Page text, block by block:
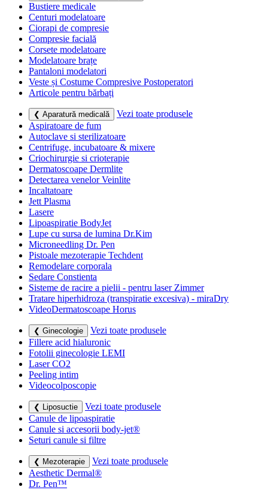
Bustiere medicale
Centuri modelatoare
Ciorapi de compresie
Compresie facială
Corsete modelatoare
Modelatoare brațe
Pantaloni modelatori
Veste și Costume Compresive Postoperatori
Articole pentru bărbați
❮ Aparatură medicală
Vezi toate produsele
Aspiratoare de fum
Autoclave si sterilizatoare
Centrifuge, incubatoare & mixere
Criochirurgie si crioterapie
Dermatoscoape Dermlite
Detectarea venelor Veinlite
Incaltatoare
Jett Plasma
Lasere
Lipoaspiratie BodyJet
Lupe cu sursa de lumina Dr.Kim
Microneedling Dr. Pen
Pistoale mezoterapie Techdent
Remodelare corporala
Sedare Constienta
Sisteme de racire a pielii - pentru laser Zimmer
Tratare hiperhidroza (transpiratie excesiva) - miraDry
VideoDermatoscoape Horus
❮ Ginecologie
Vezi toate produsele
Fillere acid hialuronic
Fotolii ginecologie LEMI
Laser CO2
Peeling intim
Videocolposcopie
❮ Liposuctie
Vezi toate produsele
Canule de lipoaspiratie
Canule si accesorii body-jet®
Seturi canule si filtre
❮ Mezoterapie
Vezi toate produsele
Aesthetic Dermal®
Dr. Pen™